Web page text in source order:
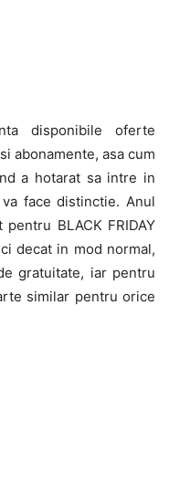
disponibile oferte
abonamente, asa cum
a hotarat sa intre in
face distinctie. Anul
BLACK FRIDAY
decat in mod normal,
gratuitate, iar pentru
similar pentru orice